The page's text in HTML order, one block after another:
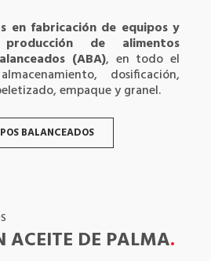
en fabricación de equipos y
de alimentos
(ABA), en todo el
dosificación,
empaque y granel.
BALANCEADOS
ACEITE DE PALMA.